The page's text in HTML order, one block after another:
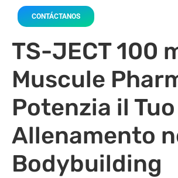
CONTÁCTANOS
TS-JECT 100
Muscule
Potenzia il Tuo
Allenamento
Bodybuilding